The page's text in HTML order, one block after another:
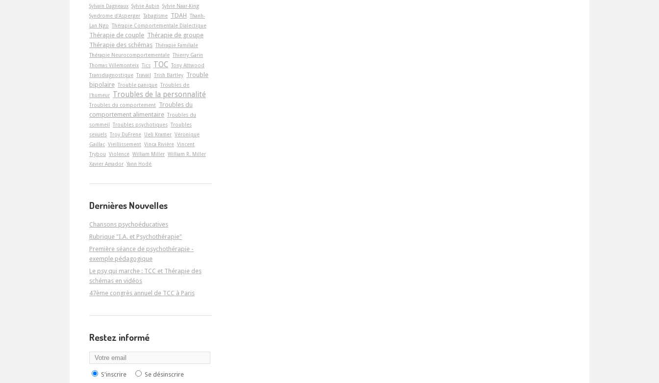
Sylvain Dagneaux Sylvie Aubin Sylvie Naar-King
Syndrome d'Asperger Tabagisme TDAH Thanh-
Lan Ngo Thérapie Comportementale Dialectique
Thérapie de couple Thérapie de groupe
Thérapie des schémas Thérapie Familiale
Thérapie Neurocomportementale Thierry Garin
Thomas Villemonteix Tics TOC Tony Attwood
Transdiagnostique Travail Trish Bartley Trouble
bipolaire Trouble panique Troubles de
l'humeur Troubles de la personnalité
Troubles du comportement Troubles du
comportement alimentaire Troubles du
sommeil Troubles psychotiques Troubles
sexuels Troy DuFrene Ueli Kramer Véronique
Gaillac Vieillissement Vinca Rivière Vincent
Trybou Violence William Miller William R. Miller
Xavier Amador Yann Hodé
Dernières Nouvelles
Chansons psychoéducatives
Rubrique "I.A. et Psychothérapie"
Première séance de psychothérapie -
exemple pédagogique
Le psy qui marche : TCC et Thérapie des
schémas en vidéos
47ème congrès annuel de TCC à Paris
Restez informé
S'inscrire Se désinscrire